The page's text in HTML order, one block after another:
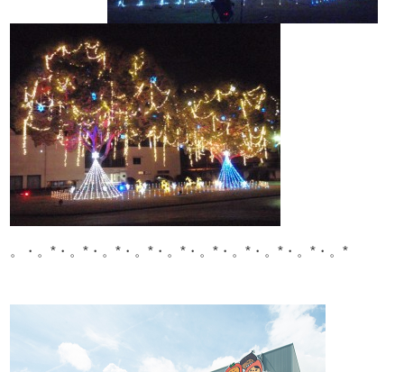
。・。*・。*・。*・。*・。*・。*・。*・。*・。*・。*